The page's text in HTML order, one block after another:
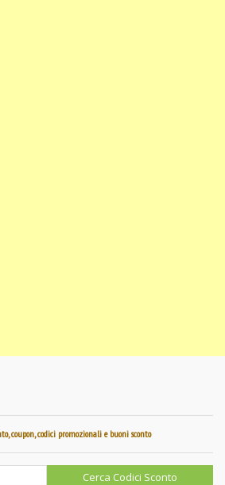
coupon, codici promozionali e buoni sconto